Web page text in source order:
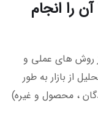
را انجام
روش های عملی و
از بازار به طور
، محصول و غیره)